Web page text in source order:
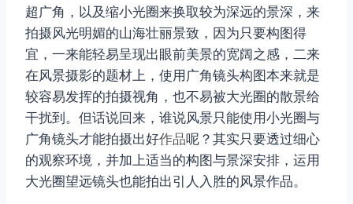
超广角，以及缩小光圈来换取较为深远的景深，来
拍摄风光明媚的山海壮丽景致，因为只要构图得
宜，一来能轻易呈现出眼前美景的宽阔之感，二来
在风景摄影的题材上，使用广角镜头构图本来就是
较容易发挥的拍摄视角，也不易被大光圈的散景给
干扰到。但话说回来，谁说风景只能使用小光圈与
广角镜头才能拍摄出好作品呢？其实只要透过细心
的观察环境，并加上适当的构图与景深安排，运用
大光圈望远镜头也能拍出引人入胜的风景作品。